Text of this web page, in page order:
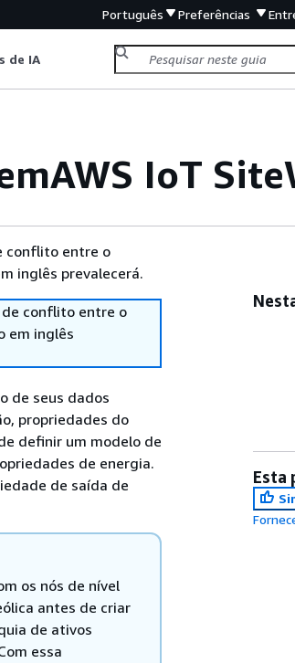
Português Preferências
de IA
IoT
conflito entre o
inglês prevalecerá.
de conflito entre o
em inglês
de seus dados
propriedades do
definir um modelo de
de energia.
de saída de
os nós de nível
antes de criar
de ativos
essa
Esta